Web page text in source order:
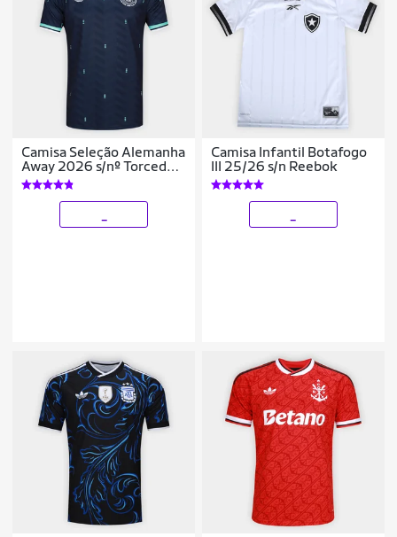
Camisa Seleção Alemanha
Away 2026 s/nº Torcedor
Adidas Originals
Masculina
Camisa Infantil Botafogo
III 25/26 s/n Reebok